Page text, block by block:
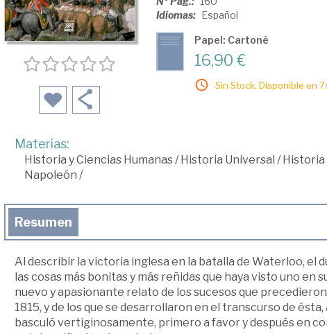
Idiomas: Español
Papel: Cartoné
16,90 €
Sin Stock. Disponible en
Materias:
Historia y Ciencias Humanas/ Historia Universal /
Napoleón /
Resumen
Al describir la victoria inglesa en la batalla de Waterloo, el
las cosas más bonitas y más reñidas que haya visto uno en
nuevo y apasionante relato de los sucesos que
1815, y de los que se desarrollaron en el transcurso de
basculó vertiginosamente, primero a favor y después en